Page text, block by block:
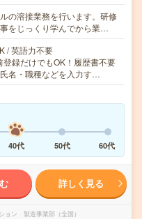
の溶接業務を行います。研修
をじっくり学んでから業…
/ 英語力不要
録だけでもOK！履歴書不要
名・職種などを入力す…
40代 50代 60代
詳しく見る
ョン 製造事業部（全国）